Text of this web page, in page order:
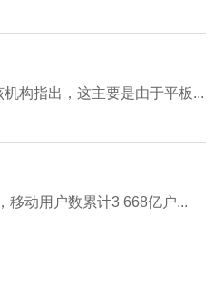
构指出，这主要是由于平板...
移动用户数累计3 668亿户...